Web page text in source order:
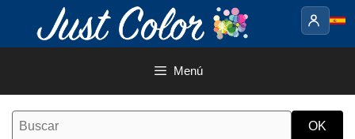
contenido
Menú